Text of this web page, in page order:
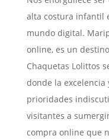
alta costura infantil
mundo digital.
online, es un
Chaquetas Lolittos
donde la
prioridades
visitantes a
compra online que